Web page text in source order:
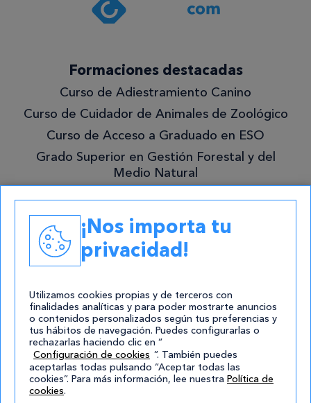
privacidad .*
¡Quiero
mejor!
Formaciones destacadas
Curso de Adiestramiento Canino
Curso de Cuidador de Animales de Zoológico
Curso de Acceso a Graduado en ESO
Grado Superior en Gestión Forestal y del
Medio Natural
Contacto
atencion@cursos.com
Redes Sociales
¡Nos importa tu
privacidad!
Utilizamos cookies propias y de terceros con
finalidades analíticas y para poder mostrarte anuncios
o contenidos personalizados según tus preferencias y
tus hábitos de navegación. Puedes configurarlas o
rechazarlas haciendo clic en “
Configuración de cookies ”. También puedes
aceptarlas todas pulsando “Aceptar todas las
cookies”. Para más información, lee nuestra Política de
cookies.